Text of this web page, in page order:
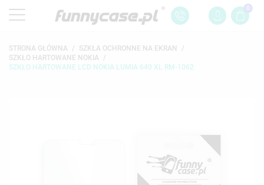
0
STRONA GŁÓWNA
SZKŁA OCHRONNE NA EKRAN
SZKŁO HARTOWANE NOKIA
SZKŁO HARTOWANE LCD NOKIA LUMIA 640 XL RM-1062